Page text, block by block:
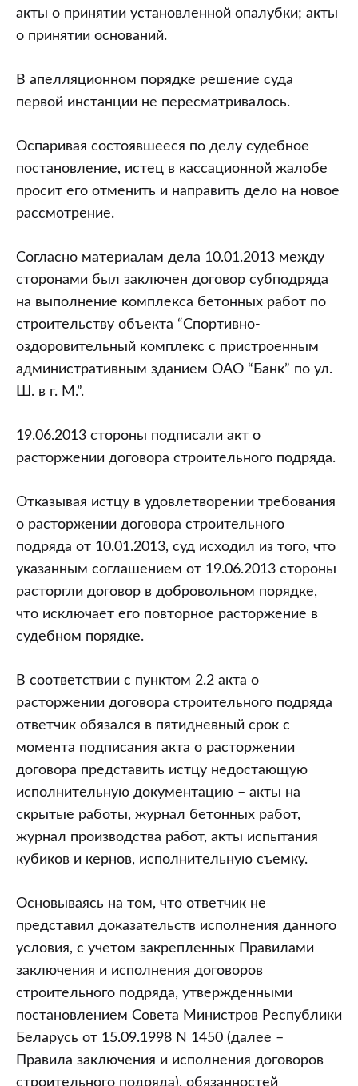
акты о принятии установленной опалубки; акты
о принятии оснований.
В апелляционном порядке решение суда
первой инстанции не пересматривалось.
Оспаривая состоявшееся по делу судебное
постановление, истец в кассационной жалобе
просит его отменить и направить дело на новое
рассмотрение.
Согласно материалам дела 10.01.2013 между
сторонами был заключен договор субподряда
на выполнение комплекса бетонных работ по
строительству объекта “Спортивно-
оздоровительный комплекс с пристроенным
административным зданием ОАО “Банк” по ул.
Ш. в г. М.”.
19.06.2013 стороны подписали акт о
расторжении договора строительного подряда.
Отказывая истцу в удовлетворении требования
о расторжении договора строительного
подряда от 10.01.2013, суд исходил из того, что
указанным соглашением от 19.06.2013 стороны
расторгли договор в добровольном порядке,
что исключает его повторное расторжение в
судебном порядке.
В соответствии с пунктом 2.2 акта о
расторжении договора строительного подряда
ответчик обязался в пятидневный срок с
момента подписания акта о расторжении
договора представить истцу недостающую
исполнительную документацию – акты на
скрытые работы, журнал бетонных работ,
журнал производства работ, акты испытания
кубиков и кернов, исполнительную съемку.
Основываясь на том, что ответчик не
представил доказательств исполнения данного
условия, с учетом закрепленных Правилами
заключения и исполнения договоров
строительного подряда, утвержденными
постановлением Совета Министров Республики
Беларусь от 15.09.1998 N 1450 (далее –
Правила заключения и исполнения договоров
строительного подряда), обязанностей